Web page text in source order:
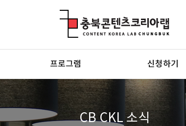
프로그램 신청하기
CB CKL 소식